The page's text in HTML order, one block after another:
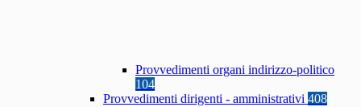
Provvedimenti organi indirizzo-politico
104
Provvedimenti dirigenti - amministrativi 408